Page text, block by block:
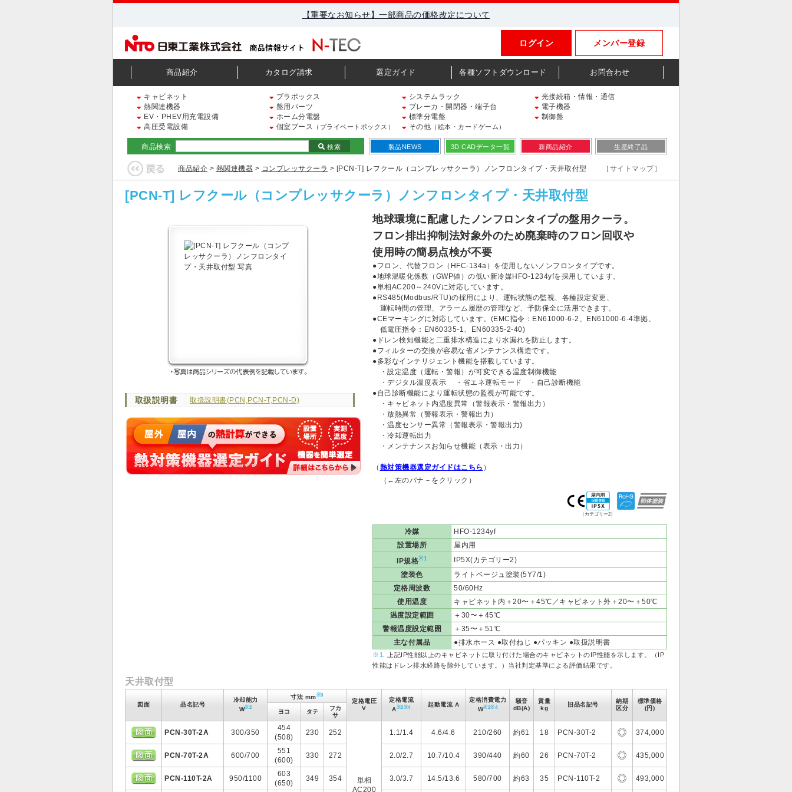
【重要なお知らせ】一部商品の価格改定について
メンバー登録
ログイン
商品紹介 カタログ請求 選定ガイド 各種ソフトダウンロード お問合わせ
キャビネット プラボックス システムラック
光接続箱・情報・通信
熱関連機器
盤用パーツ ブレーカ・開閉器・端子台
電子機器
EV・PHEV用充電設備
ホーム分電盤 標準分電盤
制御盤
高圧受電設備
個室ブース （プライベートボックス） その他 （絵本・カードゲーム）
商品検索 検索 製品NEWS 3D CADデータ一覧 新商品紹介 生産終了品
商品紹介 > 熱関連機器 > コンプレッサクーラ > [PCN-T] レフクール（コンプレッサクーラ）ノンフロンタイプ・天井取付型 ［サイトマップ］
[PCN-T] レフクール（コンプレッサクーラ）ノンフロンタイプ・天井取付型
取扱説明書 取扱説明書(PCN,PCN-T,PCN-D)
地球環境に配慮したノンフロンタイプの盤用クーラ。
フロン排出抑制法対象外のため廃棄時のフロン回収や
使用時の簡易点検が不要
●フロン、代替フロン（HFC-134a）を使用しないノンフロンタイプです。
●地球温暖化係数（GWP値）の低い新冷媒HFO-1234yfを採用しています。
●単相AC200～240Vに対応しています。
●RS485(Modbus/RTU)の採用により、運転状態の監視、各種設定変更、
運転時間の管理、アラーム履歴の管理など、予防保全に活用できます。
●CEマーキングに対応しています。(EMC指令：EN61000-6-2、EN61000-6-4準拠、
低電圧指令：EN60335-1、EN60335-2-40)
●ドレン検知機能と二重排水構造により水漏れを防止します。
●フィルターの交換が容易な省メンテナンス構造です。
●多彩なインテリジェント機能を搭載しています。
・設定温度（運転・警報）が可変できる温度制御機能
・デジタル温度表示 ・省エネ運転モード ・自己診断機能
●自己診断機能により運転状態の監視が可能です。
・キャビネット内温度異常（警報表示・警報出力）
・放熱異常（警報表示・警報出力）
・温度センサー異常（警報表示・警報出力)
・冷却運転出力
・メンテナンスお知らせ機能（表示・出力）
（ 熱対策機器選定ガイドはこちら ）
（←左のバナ－をクリック）
（カテゴリー2）
冷媒
HFO-1234yf
設置場所
屋内用
IP規格※1
IP5X(カテゴリー2)
塗装色
ライトベージュ塗装(5Y7/1)
定格周波数
50/60Hz
使用温度
キャビネット内＋20〜＋45℃／キャビネット外＋20〜＋50℃
温度設定範囲
＋30〜＋45℃
警報温度設定範囲
＋35〜＋51℃
主な付属品
●排水ホース ●取付ねじ ●パッキン ●取扱説明書
※1
. 上記IP性能以上のキャビネットに取り付けた場合のキャビネットのIP性能を示します。（IP
性能はドレン排水経路を除外しています。）当社判定基準による評価結果です。
天井取付型
図面 品名記号
冷却能力
W※2
寸法 mm※3
定格電圧
V
定格電流
A※2※4 起動電流 A
定格消費電力
W※2※4
騒音
dB(A)
質量
kg
旧品名記号
納期
区分
標準価格
(円)
ヨコ タテ
フカ
サ
PCN-30T-2A 300/350
454
(508)
230 252
単相
AC200
1.1/1.4 4.6/4.6 210/260 約61 18 PCN-30T-2 374,000
PCN-70T-2A 600/700
551
(600)
330 272 2.0/2.7 10.7/10.4 390/440 約60 26 PCN-70T-2 435,000
PCN-110T-2A 950/1100
603
(650)
349 354 3.0/3.7 14.5/13.6 580/700 約63 35 PCN-110T-2 493,000